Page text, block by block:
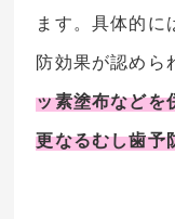
ます。具体的に
防効果が認めら
ッ素塗布などを
更なるむし歯予